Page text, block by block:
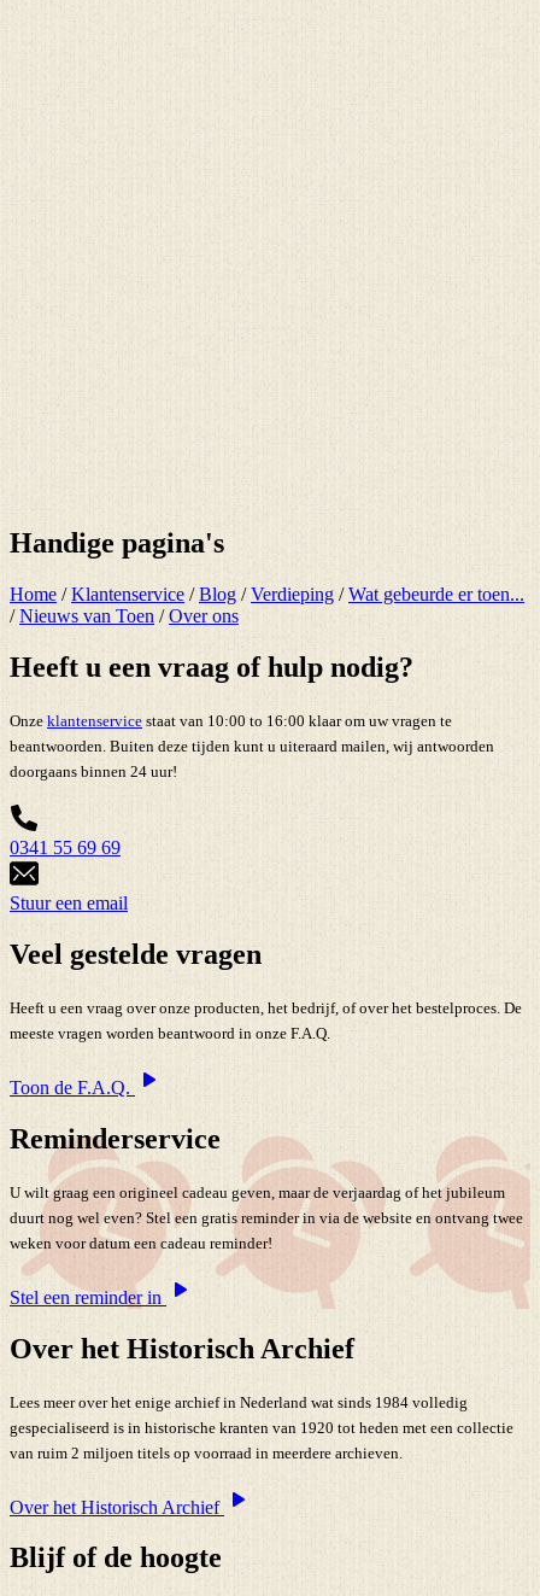
Handige pagina's
Home /Klantenservice /Blog /Verdieping /Wat gebeurde er toen...
/Nieuws van Toen /Over ons
Heeft u een vraag of hulp nodig?
Onze klantenservice staat van 10:00 to 16:00 klaar om uw vragen te
beantwoorden. Buiten deze tijden kunt u uiteraard mailen, wij antwoorden
doorgaans binnen 24 uur!
0341 55 69 69
Stuur een email
Veel gestelde vragen
Heeft u een vraag over onze producten, het bedrijf, of over het bestelproces. De
meeste vragen worden beantwoord in onze F.A.Q.
Toon de F.A.Q.
Reminderservice
U wilt graag een origineel cadeau geven, maar de verjaardag of het jubileum
duurt nog wel even? Stel een gratis reminder in via de website en ontvang twee
weken voor datum een cadeau reminder!
Stel een reminder in
Over het Historisch Archief
Lees meer over het enige archief in Nederland wat sinds 1984 volledig
gespecialiseerd is in historische kranten van 1920 tot heden met een collectie
van ruim 2 miljoen titels op voorraad in meerdere archieven.
Over het Historisch Archief
Blijf of de hoogte